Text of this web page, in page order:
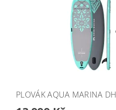
PLOVÁK AQUA MARINA